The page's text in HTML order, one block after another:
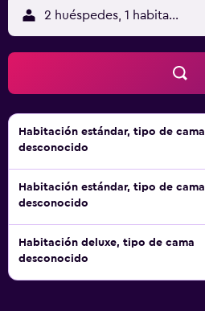
2 huéspedes, 1 habitación
Habitación estándar, tipo de cama
desconocido
Habitación estándar, tipo de cama
desconocido
Habitación deluxe, tipo de cama
desconocido